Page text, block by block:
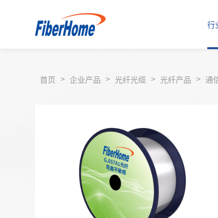
行
行业解决方案
企业产品
运营商解决方案
运营商产品
首页 > 企业产品 > 光纤光缆 > 光纤产品 > 通